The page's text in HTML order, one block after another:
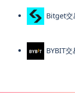
Bitget交
BYBIT交